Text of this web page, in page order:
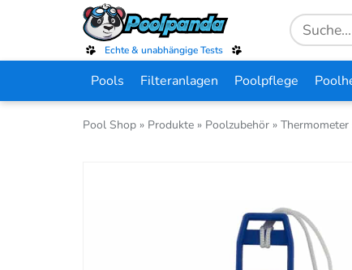
Echte & unabhängige Tests
Search
for:
Pools Filteranlagen Poolpflege
Pool Shop » Produkte » Poolzubehör » Thermometer